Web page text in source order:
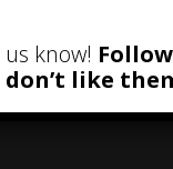
know!
like